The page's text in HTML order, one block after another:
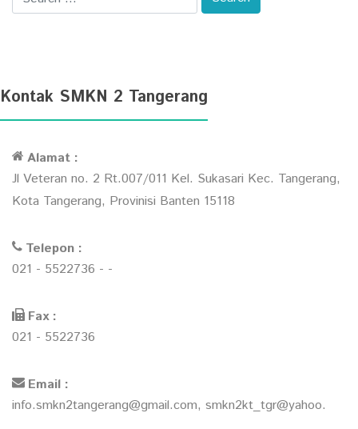
Kontak SMKN 2 Tangerang
Alamat :
Jl Veteran no. 2 Rt.007/011 Kel. Sukasari Kec. Tangerang,
Kota Tangerang, Provinisi Banten 15118
Telepon :
021 - 5522736 - -
Fax :
021 - 5522736
Email :
info.smkn2tangerang@gmail.com, smkn2kt_tgr@yahoo.